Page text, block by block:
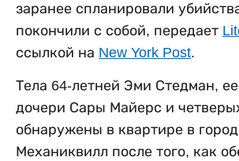
заранее спланировали
покончили с собой, передает
ссылкой на New York Post.
Тела 64-летней Эми Стедман,
дочери Сары Майерс и
обнаружены в квартире в
Механиквилл после того, как